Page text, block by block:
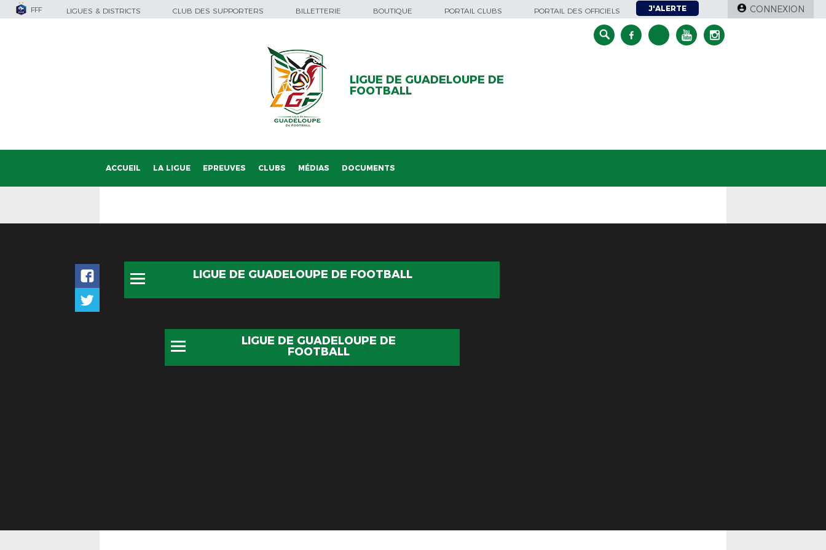
FFF LIGUES & DISTRICTS CLUB DES SUPPORTERS BILLETTERIE BOUTIQUE PORTAIL CLUBS PORTAIL DES OFFICIELS J'ALERTE CONNEXION
LIGUE DE GUADELOUPE DE
FOOTBALL
ACCUEIL LA LIGUE EPREUVES CLUBS MÉDIAS DOCUMENTS